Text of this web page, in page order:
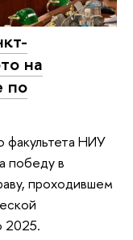
на
по
факультета НИУ
победу в
проходившем
2025.